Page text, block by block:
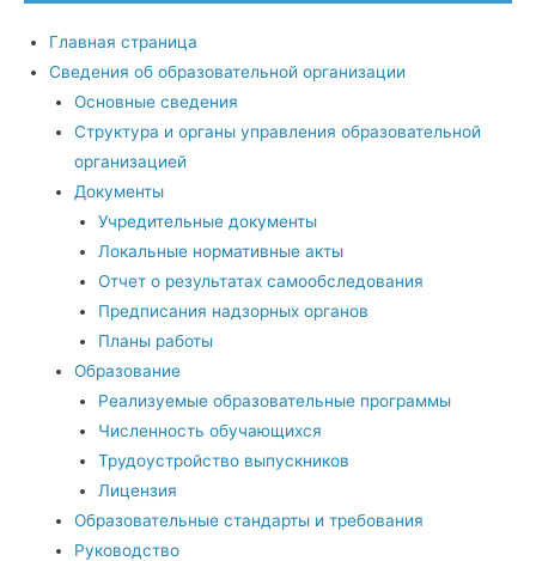
Главная страница
Сведения об образовательной организации
Основные сведения
Структура и органы управления образовательной
организацией
Документы
Учредительные документы
Локальные нормативные акты
Отчет о результатах самообследования
Предписания надзорных органов
Планы работы
Образование
Реализуемые образовательные программы
Численность обучающихся
Трудоустройство выпускников
Лицензия
Образовательные стандарты и требования
Руководство